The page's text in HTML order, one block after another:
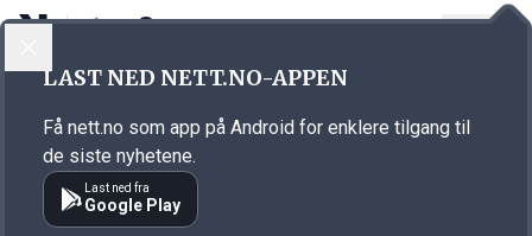
Annonsørinnhold
LAST NED NETT.NO-APPEN
Få nett.no som app på Android for enklere tilgang til
de siste nyhetene.
Last ned fra
Google Play